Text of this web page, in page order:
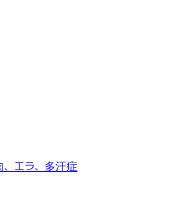
、エラ、多汗症